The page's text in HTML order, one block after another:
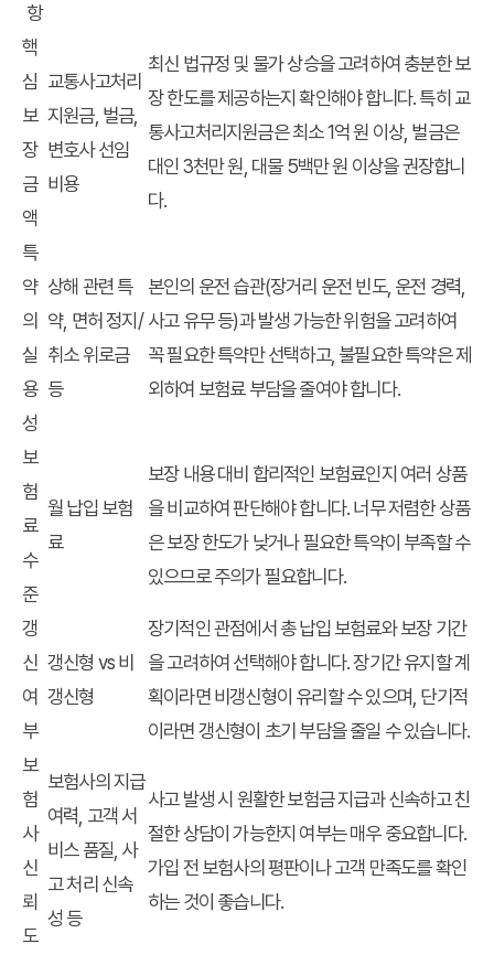
항
핵
심
보
장
금
액
교통사고처리
지원금, 벌금,
변호사 선임
비용
최신 법규정 및 물가 상승을 고려하여 충분한 보
장 한도를 제공하는지 확인해야 합니다. 특히 교
통사고처리지원금은 최소 1억 원 이상, 벌금은
대인 3천만 원, 대물 5백만 원 이상을 권장합니
다.
특
약
의
실
용
성
상해 관련 특
약, 면허 정지/
취소 위로금
등
본인의 운전 습관(장거리 운전 빈도, 운전 경력,
사고 유무 등)과 발생 가능한 위험을 고려하여
꼭 필요한 특약만 선택하고, 불필요한 특약은 제
외하여 보험료 부담을 줄여야 합니다.
보
험
료
수
준
월 납입 보험
료
보장 내용 대비 합리적인 보험료인지 여러 상품
을 비교하여 판단해야 합니다. 너무 저렴한 상품
은 보장 한도가 낮거나 필요한 특약이 부족할 수
있으므로 주의가 필요합니다.
갱
신
여
부
갱신형 vs 비
갱신형
장기적인 관점에서 총 납입 보험료와 보장 기간
을 고려하여 선택해야 합니다. 장기간 유지할 계
획이라면 비갱신형이 유리할 수 있으며, 단기적
이라면 갱신형이 초기 부담을 줄일 수 있습니다.
보
험
사
신
뢰
도
보험사의 지급
여력, 고객 서
비스 품질, 사
고 처리 신속
성 등
사고 발생 시 원활한 보험금 지급과 신속하고 친
절한 상담이 가능한지 여부는 매우 중요합니다.
가입 전 보험사의 평판이나 고객 만족도를 확인
하는 것이 좋습니다.